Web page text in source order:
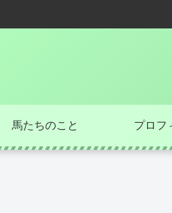
馬たちのこと プロフ